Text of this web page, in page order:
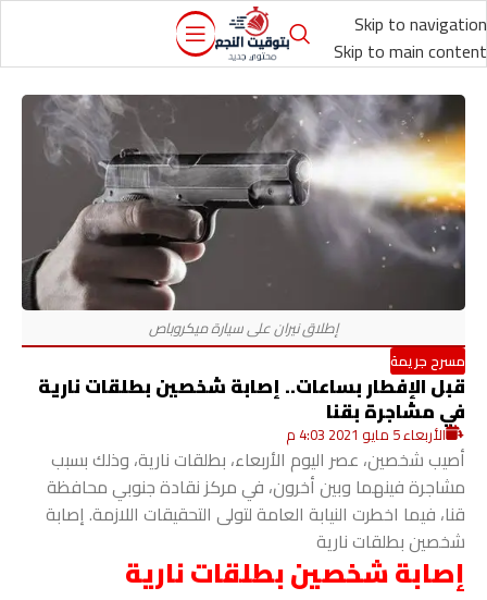
Skip to navigation
Skip to main content
مسرح جريمة
قبل الإفطار بساعات.. إصابة شخصين بطلقات نارية
في مشاجرة بقنا
الأربعاء 5 مايو 2021 4:03 م
أصيب شخصين، عصر اليوم الأربعاء، بطلقات نارية، وذلك بسبب
مشاجرة فينهما وبين أخرون، في مركز نقادة جنوبي محافظة
قنا، فيما اخطرت النيابة العامة لتولى التحقيقات اللازمة. إصابة
شخصين بطلقات نارية
إصابة شخصين بطلقات نارية